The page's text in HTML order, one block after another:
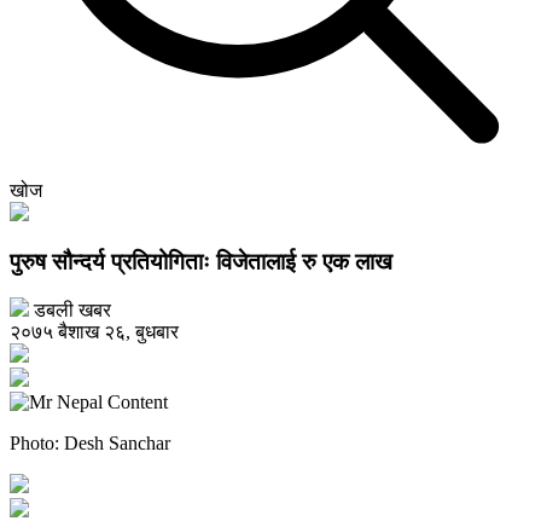
खोज
पुरुष सौन्दर्य प्रतियोगिताः विजेतालाई रु एक लाख
डबली खबर
२०७५ बैशाख २६, बुधबार
Photo: Desh Sanchar